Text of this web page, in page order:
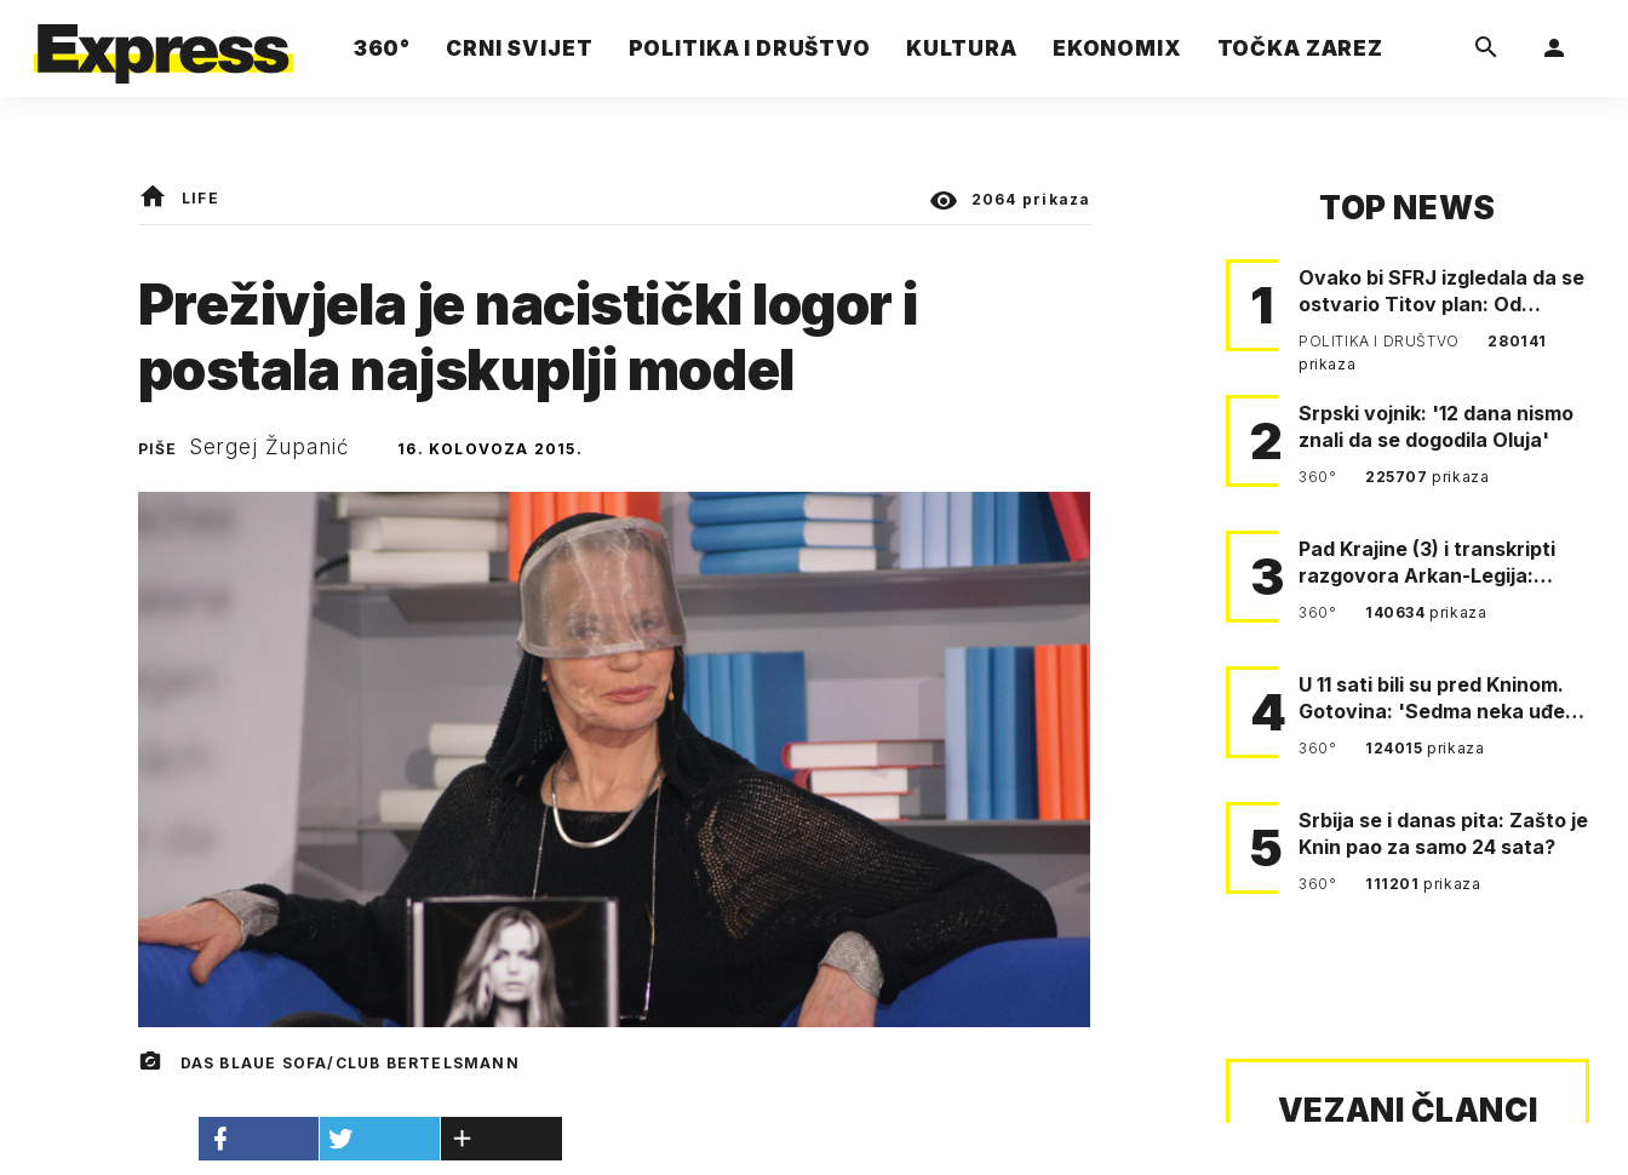
360° CRNI SVIJET POLITIKA I DRUŠTVO KULTURA EKONOMIX TOČKA ZAREZ
LIFE 2064 prikaza
Preživjela je nacistički logor i
postala najskuplji model
PIŠE Sergej Županić 16. KOLOVOZA 2015.
DAS BLAUE SOFA/CLUB BERTELSMANN
TOP NEWS
1
Ovako bi SFRJ izgledala da se
ostvario Titov plan: Od
Klagenfurta do Istanbula!
POLITIKA I DRUŠTVO
280141
prikaza
2
Srpski vojnik: '12 dana nismo
znali da se dogodila Oluja'
360° 225707prikaza
3
Pad Krajine (3) i transkripti
razgovora Arkan-Legija:
'Čujem, prelazite ustašam…
360° 140634prikaza
4 U 11 sati bili su pred Kninom.
Gotovina: 'Sedma neka uđe,
4. gardijska neka g…
360° 124015prikaza
5
Srbija se i danas pita: Zašto je
Knin pao za samo 24 sata?
360° 111201prikaza
VEZANI ČLANCI